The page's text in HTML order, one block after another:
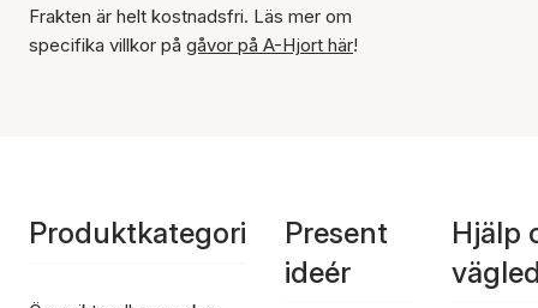
Frakten är helt kostnadsfri. Läs mer om
specifika villkor på gåvor på A-Hjort här!
Produktkategori
Present
ideér
Hjälp